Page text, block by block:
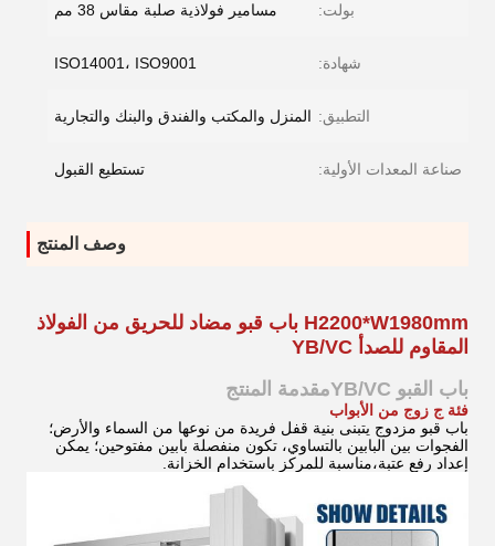
بولت: مسامير فولاذية صلبة مقاس 38 مم
شهادة: ISO14001، ISO9001
التطبيق: المنزل والمكتب والفندق والبنك والتجارية
صناعة المعدات الأولية: تستطيع القبول
وصف المنتج
H2200*W1980mm باب قبو مضاد للحريق من الفولاذ
المقاوم للصدأ YB/VC
باب القبو YB/VC
مقدمة المنتج
فئة ج زوج من الأبواب
باب قبو مزدوج يتبنى بنية قفل فريدة من نوعها من السماء والأرض؛
الفجوات بين البابين بالتساوي، تكون منفصلة بابين مفتوحين؛ يمكن
إعداد رفع عتبة،مناسبة للمركز باستخدام الخزانة.